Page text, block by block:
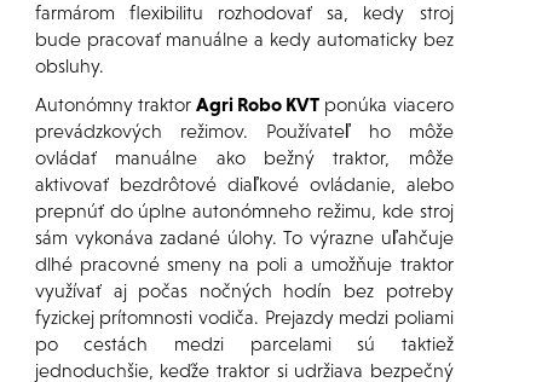
farmárom flexibilitu rozhodovať sa, kedy stroj
bude pracovať manuálne a kedy automaticky bez
obsluhy.
Autonómny traktorAgri Robo KVT ponúka viacero
prevádzkových režimov. Používateľ ho môže
ovládať manuálne ako bežný traktor, môže
aktivovať bezdrôtové diaľkové ovládanie, alebo
prepnúť do úplne autonómneho režimu, kde stroj
sám vykonáva zadané úlohy. To výrazne uľahčuje
dlhé pracovné smeny na poli a umožňuje traktor
využívať aj počas nočných hodín bez potreby
fyzickej prítomnosti vodiča. Prejazdy medzi poliami
po cestách medzi parcelami sú taktiež
jednoduchšie, keďže traktor si udržiava bezpečný